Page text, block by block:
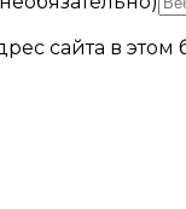
сайта в